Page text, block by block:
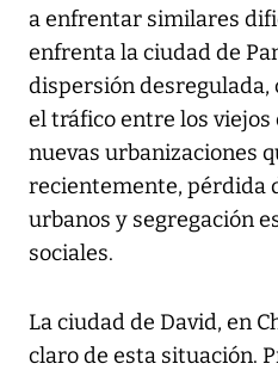
a enfrentar similares
enfrenta la ciudad de
dispersión desregulada,
el tráfico entre los viejos
nuevas urbanizaciones
recientemente, pérdida
urbanos y segregación
sociales.
La ciudad de David, en
claro de esta situación.